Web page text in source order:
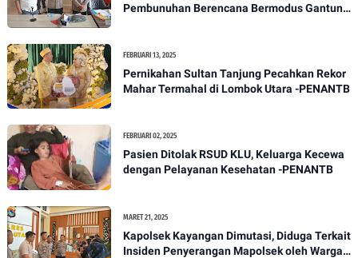
Pembunuhan Berencana Bermodus Gantung
FEBRUARI 13, 2025
Pernikahan Sultan Tanjung Pecahkan Rekor
Mahar Termahal di Lombok Utara -PENANTB
FEBRUARI 02, 2025
Pasien Ditolak RSUD KLU, Keluarga Kecewa
dengan Pelayanan Kesehatan -PENANTB
MARET 21, 2025
Kapolsek Kayangan Dimutasi, Diduga Terkait
Insiden Penyerangan Mapolsek oleh Warga -